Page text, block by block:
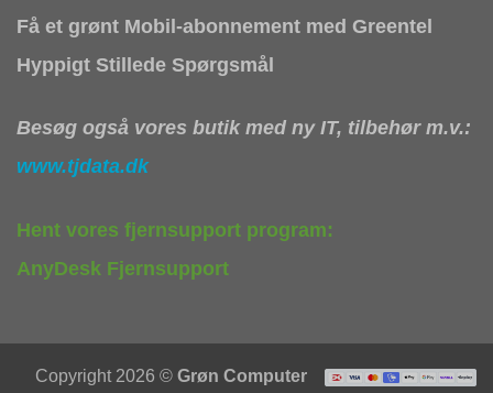
Få et grønt Mobil-abonnement med Greentel
Hyppigt Stillede Spørgsmål
Besøg også vores butik med ny IT, tilbehør m.v.:
www.tjdata.dk
Hent vores fjernsupport program:
AnyDesk Fjernsupport
Copyright 2026 © Grøn Computer